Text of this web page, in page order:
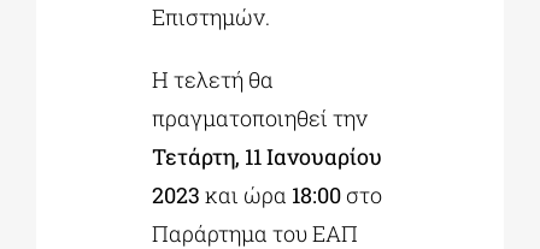
Επιστημών.
Η τελετή θα
πραγματοποιηθεί την
Τετάρτη, 11 Ιανουαρίου
2023 και ώρα 18:00στο
Παράρτημα του ΕΑΠ